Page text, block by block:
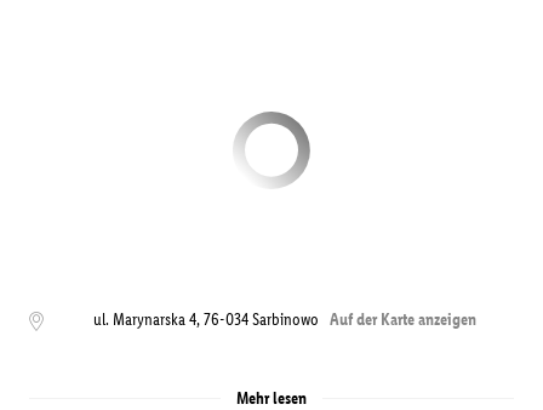
ul. Marynarska 4,76-034 Sarbinowo Auf der Karte anzeigen
Mehr lesen